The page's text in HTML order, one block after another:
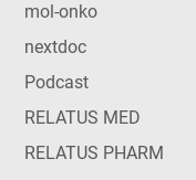
mol-onko
nextdoc
Podcast
RELATUS MED
RELATUS PHARM